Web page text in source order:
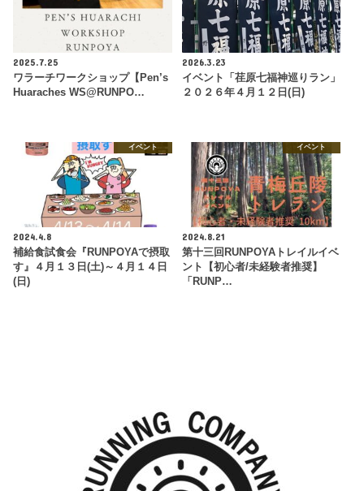
2025.7.25
ワラーチワークショップ【Pen’s
Huaraches WS@RUNPO…
2026.3.23
イベント「荏原七福神巡りラン」
２０２６年４月１２日(日)
イベント
2024.4.8
補給食試食会『RUNPOYAで摂取
す』４月１３日(土)～４月１４日
(日)
イベント
2024.8.21
第十三回RUNPOYAトレイルイベ
ント【初心者/未経験者推奨】
「RUNP…